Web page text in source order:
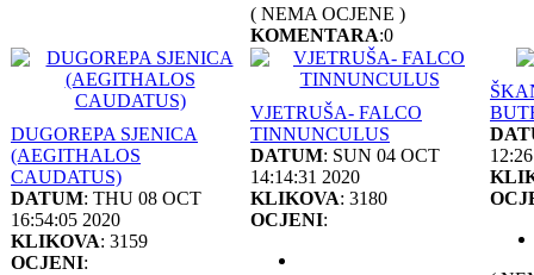
( NEMA OCJENE )
KOMENTARA:0
DUGOREPA SJENICA
(AEGITHALOS
CAUDATUS)
DATUM: THU 08 OCT
16:54:05 2020
KLIKOVA: 3159
OCJENI:
VJETRUŠA- FALCO
TINNUNCULUS
DATUM: SUN 04 OCT
14:14:31 2020
KLIKOVA: 3180
OCJENI: